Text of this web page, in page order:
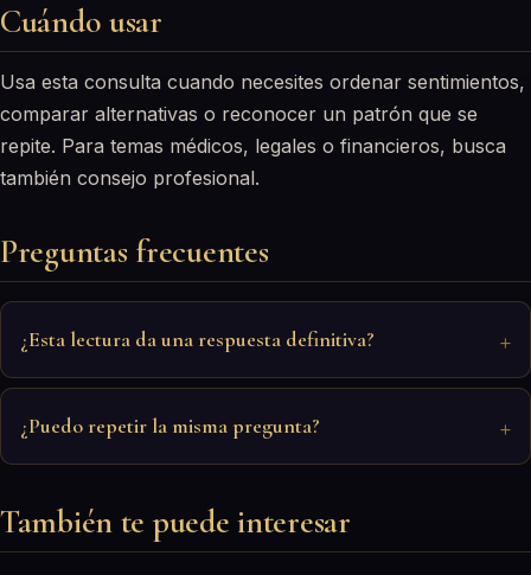
Cuándo usar
Usa esta consulta cuando necesites ordenar sentimientos,
comparar alternativas o reconocer un patrón que se
repite. Para temas médicos, legales o financieros, busca
también consejo profesional.
Preguntas frecuentes
¿Esta lectura da una respuesta definitiva?
¿Puedo repetir la misma pregunta?
También te puede interesar